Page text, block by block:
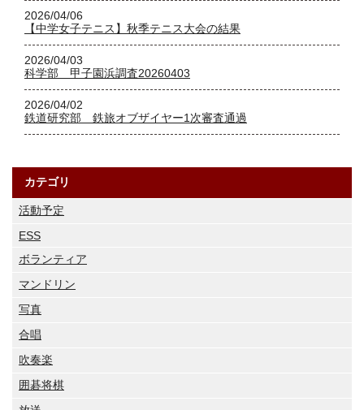
2026/04/06
【中学女子テニス】秋季テニス大会の結果
2026/04/03
科学部 甲子園浜調査20260403
2026/04/02
鉄道研究部 鉄旅オブザイヤー1次審査通過
カテゴリ
活動予定
ESS
ボランティア
マンドリン
写真
合唱
吹奏楽
囲碁将棋